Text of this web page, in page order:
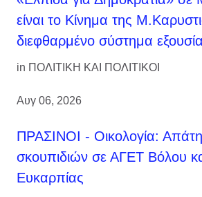
είναι το Κίνημα της
διεφθαρμένο σύστημα
in ΠΟΛΙΤΙΚΗ ΚΑΙ ΠΟΛΙΤΙΚΟΙ
Αυγ 06, 2026
ΠΡΑΣΙΝΟΙ - Οικολογία:
σκουπιδιών σε ΑΓΕΤ Βόλου
Ευκαρπίας